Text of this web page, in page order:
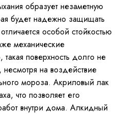
образует незаметную
будет надежно защищать
особой стойкостью
механические
поверхность долго не
несмотря на воздействие
мороза. Акриловый лак
что позволяет его
внутри дома. Алкидный